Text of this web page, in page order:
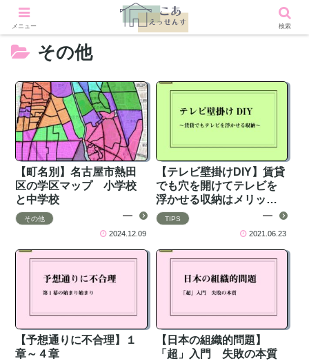
その他
【町名別】名古屋市熱田
区の学区マップ 小学校
と中学校
その他
2024.12.09
【テレビ壁掛けDIY】賃貸
でも穴を開けてテレビを
浮かせる収納はメリット
だらけ
TIPS
2021.06.23
【予想通りに不合理】１
章～４章
【日本の組織的問題】
「超」入門 失敗の本質
メニュー 検索